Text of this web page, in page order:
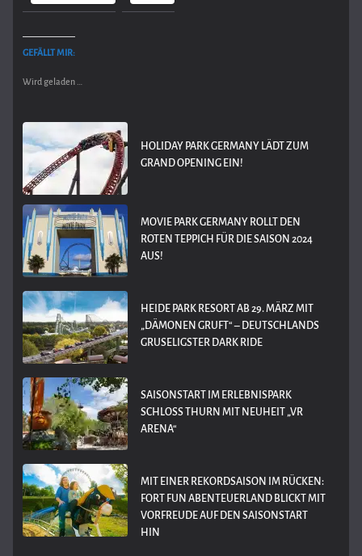
GEFÄLLT MIR:
Wird geladen …
HOLIDAY PARK GERMANY LÄDT ZUM
GRAND OPENING EIN!
MOVIE PARK GERMANY ROLLT DEN
ROTEN TEPPICH FÜR DIE SAISON 2024
AUS!
HEIDE PARK RESORT AB 29. MÄRZ MIT
„DÄMONEN GRUFT“ – DEUTSCHLANDS
GRUSELIGSTER DARK RIDE
SAISONSTART IM ERLEBNISPARK
SCHLOSS THURN MIT NEUHEIT „VR
ARENA“
MIT EINER REKORDSAISON IM RÜCKEN:
FORT FUN ABENTEUERLAND BLICKT MIT
VORFREUDE AUF DEN SAISONSTART
HIN